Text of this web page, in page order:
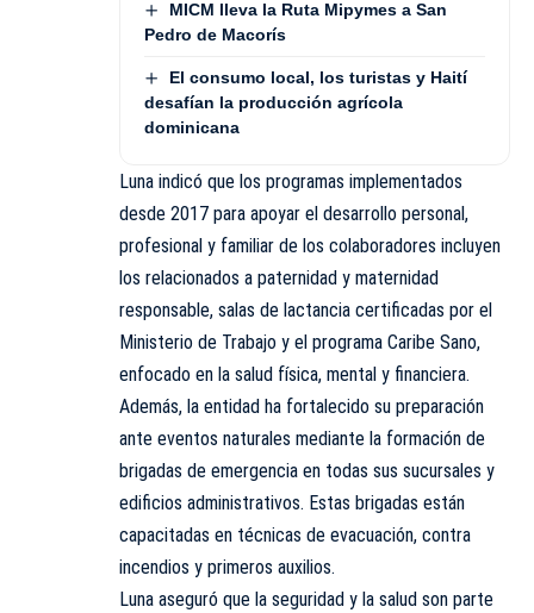
MICM lleva la Ruta Mipymes a San
Pedro de Macorís
El consumo local, los turistas y Haití
desafían la producción agrícola
dominicana
Luna indicó que los programas implementados
desde 2017 para apoyar el desarrollo personal,
profesional y familiar de los colaboradores incluyen
los relacionados a paternidad y maternidad
responsable, salas de lactancia certificadas por el
Ministerio de Trabajo y el programa Caribe Sano,
enfocado en la salud física, mental y financiera.
Además, la entidad ha fortalecido su preparación
ante eventos naturales mediante la formación de
brigadas de emergencia en todas sus sucursales y
edificios administrativos. Estas brigadas están
capacitadas en técnicas de evacuación, contra
incendios y primeros auxilios.
Luna aseguró que la seguridad y la salud son parte